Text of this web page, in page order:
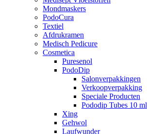
Mondmaskers
PodoCura
Textiel
Afdrukramen
Medisch Pedicure
Cosmetica
Puresenol
PodoDip
Salonverpakkingen
Verkoopverpakking
Speciale Producten
Pododip Tubes 10 ml
Xing
Gehwol
Laufwunder